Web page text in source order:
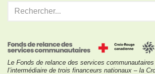
Le Fonds de relance des services
l’intermédiaire de trois financeurs nationaux – la